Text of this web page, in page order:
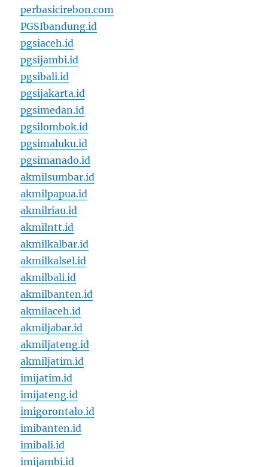
perbasicirebon.com
PGSIbandung.id
pgsiaceh.id
pgsijambi.id
pgsibali.id
pgsijakarta.id
pgsimedan.id
pgsilombok.id
pgsimaluku.id
pgsimanado.id
akmilsumbar.id
akmilpapua.id
akmilriau.id
akmilntt.id
akmilkalbar.id
akmilkalsel.id
akmilbali.id
akmilbanten.id
akmilaceh.id
akmiljabar.id
akmiljateng.id
akmiljatim.id
imijatim.id
imijateng.id
imigorontalo.id
imibanten.id
imibali.id
imijambi.id